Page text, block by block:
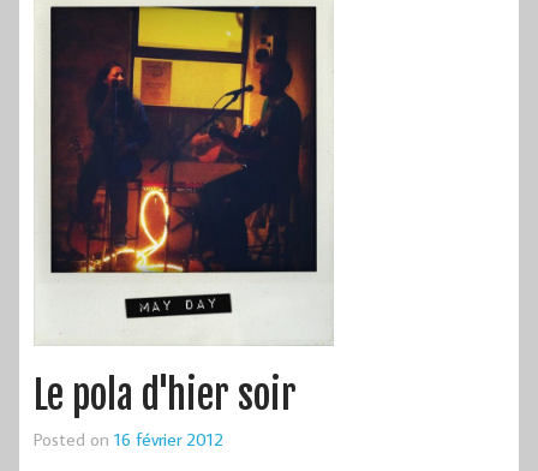
Le pola d'hier soir
Posted on 16 février 2012